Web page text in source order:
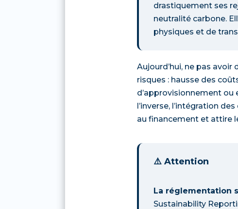
drastiquement ses
neutralité carbone.
physiques et de
Aujourd’hui, ne pas
risques : hausse des
d’approvisionnement ou
l’inverse, l’intégration
au financement et attire
⚠️ Attention
La réglementation
Sustainability